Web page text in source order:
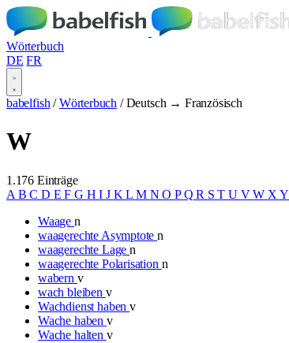
Wörterbuch
DE FR
babelfish / Wörterbuch / Deutsch → Französisch
W
1.176 Einträge
A BC D EF G HI J KL M NO PQR STU VW X Y
Waage n
waagerechte Asymptoten
waagerechte Lagen
waagerechte Polarisation n
wabern v
wach bleiben v
Wachdienst habenv
Wache haben v
Wache halten v